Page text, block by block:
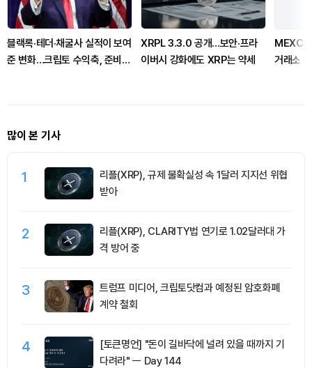
블랙록·테더·채굴사 실적이 보여
준 변화…크립토 수익축, 준비금
XRPL 3.3.0 공개…보안·프라
이버시 강화에도 XRP는 약세
MEXC,
거래소
많이 본 기사
1
리플(XRP), 규제 불확실성 속 1달러 지지선 위협
받아
2
리플(XRP), CLARITY법 연기로 1.02달러대 가
격 방어 중
3
트럼프 미디어, 크립토닷컴과 예정된 암호화폐
계약 철회
4
[토큰명언] "돈이 길바닥에 널려 있을 때까지 기
다려라" ㅡ Day 144